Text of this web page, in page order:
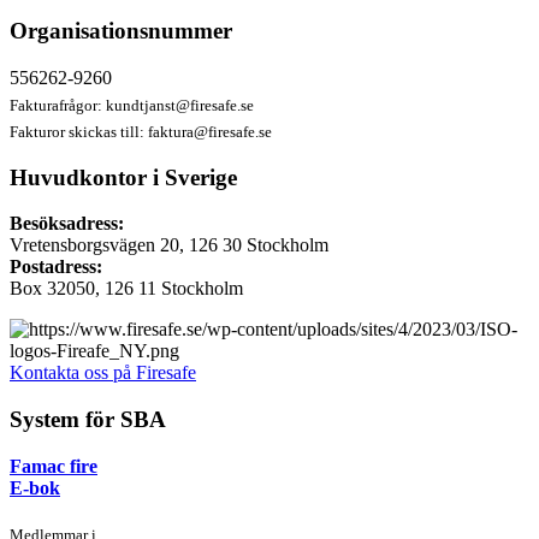
Organisationsnummer
556262-9260
Fakturafrågor: kundtjanst@firesafe.se
Fakturor skickas till: faktura@firesafe.se
Huvudkontor i Sverige
Besöksadress:
Vretensborgsvägen 20, 126 30 Stockholm
Postadress:
Box 32050, 126 11 Stockholm
Kontakta oss på Firesafe
System för SBA
Famac fire
E-bok
Medlemmar i